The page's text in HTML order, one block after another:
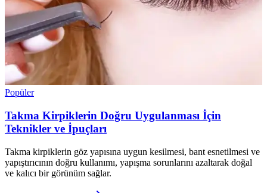
Popüler
Takma Kirpiklerin Doğru Uygulanması İçin
Teknikler ve İpuçları
Takma kirpiklerin göz yapısına uygun kesilmesi, bant esnetilmesi ve
yapıştırıcının doğru kullanımı, yapışma sorunlarını azaltarak doğal
ve kalıcı bir görünüm sağlar.